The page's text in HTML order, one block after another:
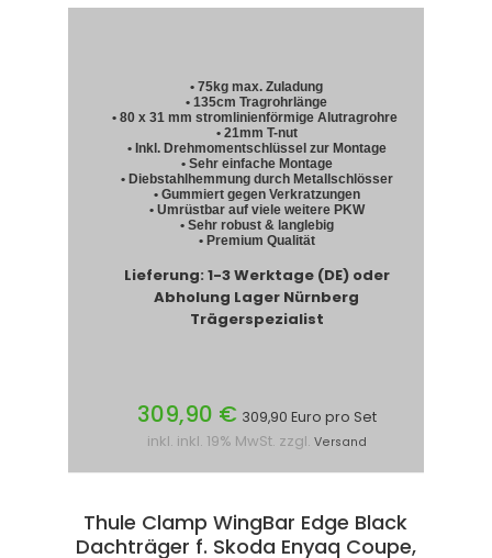
• 75kg max. Zuladung
• 135cm Tragrohrlänge
• 80 x 31 mm stromlinienförmige Alutragrohre
• 21mm T-nut
• Inkl. Drehmomentschlüssel zur Montage
• Sehr einfache Montage
• Diebstahlhemmung durch Metallschlösser
• Gummiert gegen Verkratzungen
• Umrüstbar auf viele weitere PKW
• Sehr robust & langlebig
• Premium Qualität
Lieferung: 1-3 Werktage (DE) oder
Abholung Lager Nürnberg
Trägerspezialist
309,90 € 309,90 Euro pro Set
inkl. inkl. 19% MwSt. zzgl. Versand
Thule Clamp WingBar Edge Black
Dachträger f. Skoda Enyaq Coupe,